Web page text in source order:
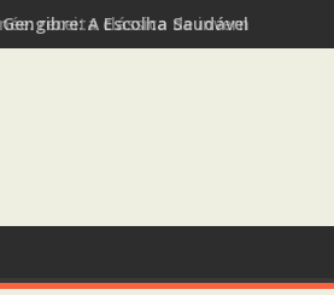
A Escolha Saudável e